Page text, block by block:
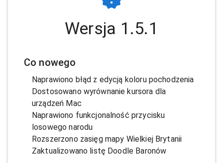
Wersja 1.5.1
Co nowego
Naprawiono błąd z edycją koloru pochodzenia
Dostosowano wyrównanie kursora dla
urządzeń Mac
Naprawiono funkcjonalność przycisku
losowego narodu
Rozszerzono zasięg mapy Wielkiej Brytanii
Zaktualizowano listę Doodle Baronów